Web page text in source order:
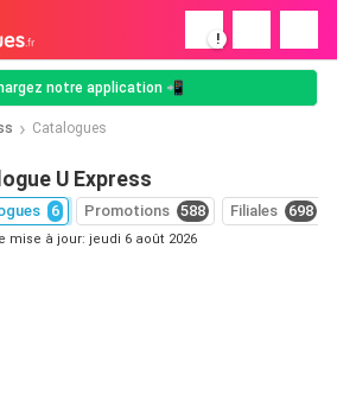
!
notre application 📲
Catalogues
U Express
6 Promotions 588 Filiales 698
mise à jour: jeudi 6 août 2026